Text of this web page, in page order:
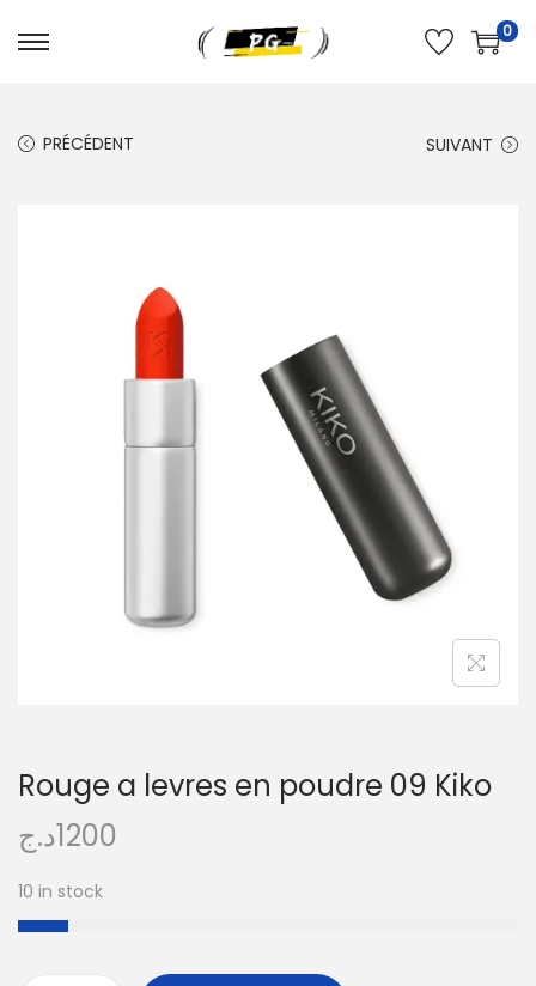
0
PRÉCÉDENT SUIVANT
Rouge a levres en poudre 09 Kiko
1200د.ج
10 in stock